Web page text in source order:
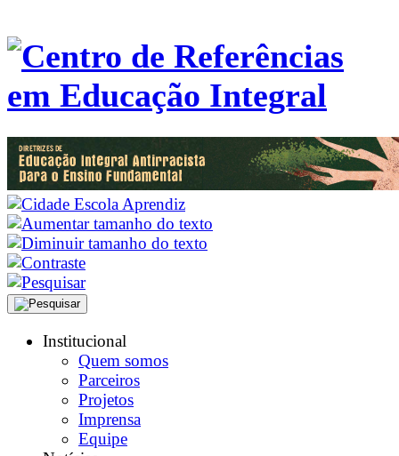
Institucional
Quem somos
Parceiros
Projetos
Imprensa
Equipe